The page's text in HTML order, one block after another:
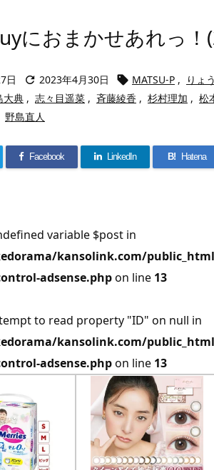
におまかせあれっ！
日  2023年4月30日  MATSU-P , りょう
大典 , 志々目遥菜 , 斉藤綾香 , 杉村理加 , 松
野島直人
Facebook LinkedIn B! Hatena
variable $post in
kansolink.com/
adsense.phpon line 13
to read property "ID" on null in
kansolink.com/
adsense.phpon line 13